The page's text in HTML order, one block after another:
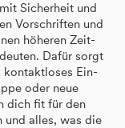
Sicherheit und
Vorschriften und
höheren Zeit-
Dafür sorgt
kontaktloses Ein-
oder neue
dich fit für den
und alles, was die